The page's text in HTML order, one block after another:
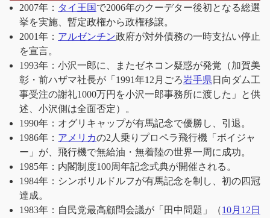
2007年： タイ王国 で2006年のクーデター後初となる総選
挙を実施、暫定政権から政権移譲。
2001年： アルゼンチン政府が対外債務の一時支払い停止
を宣言。
1993年：小沢一郎に、またゼネコン疑惑が発覚（加賀美
彰・前ハザマ社長が「1991年12月ごろ岩手県 日向ダム工
事受注の謝礼1000万円を小沢一郎事務所に渡した」と供
述、小沢側は全面否定）。
1990年：オグリキャップが有馬記念で優勝し、引退。
1986年： アメリカの2人乗りプロペラ飛行機「ボイジャ
ー」が、飛行機で無給油・無着陸の世界一周に成功。
1985年：内閣制度100周年記念式典が開催される。
1984年：シンボリルドルフが有馬記念を制し、初の四冠
達成。
1983年：自民党最高顧問会議が「田中問題」（10月12日